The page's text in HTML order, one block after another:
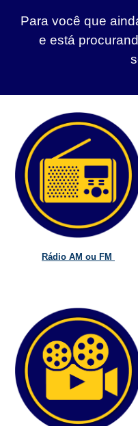
Para você que
e está
Rádio AM ou FM